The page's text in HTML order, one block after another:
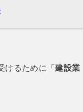
けるために「建設業